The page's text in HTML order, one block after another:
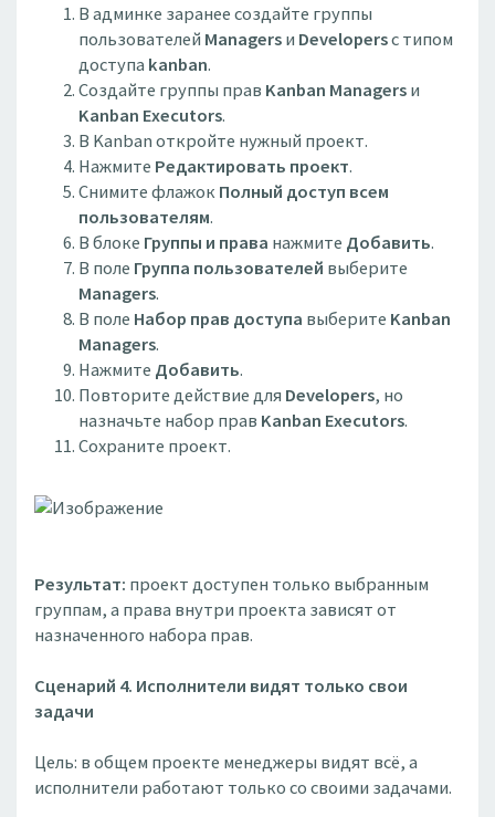
В админке заранее создайте группы
пользователей Managersи Developersс типом
доступа kanban.
Создайте группы прав Kanban Managersи
Kanban Executors.
В Kanban откройте нужный проект.
Нажмите Редактировать проект.
Снимите флажокПолный доступ всем
пользователям.
В блоке Группы и права нажмите Добавить.
В поле Группа пользователей выберите
Managers.
В поле Набор прав доступа выберите Kanban
Managers.
Нажмите Добавить.
Повторите действие для Developers, но
назначьте набор прав Kanban Executors.
Сохраните проект.
Результат: проект доступен только выбранным
группам, а права внутри проекта зависят от
назначенного набора прав.
Сценарий 4. Исполнители видят только свои
задачи
Цель: в общем проекте менеджеры видят всё, а
исполнители работают только со своими задачами.